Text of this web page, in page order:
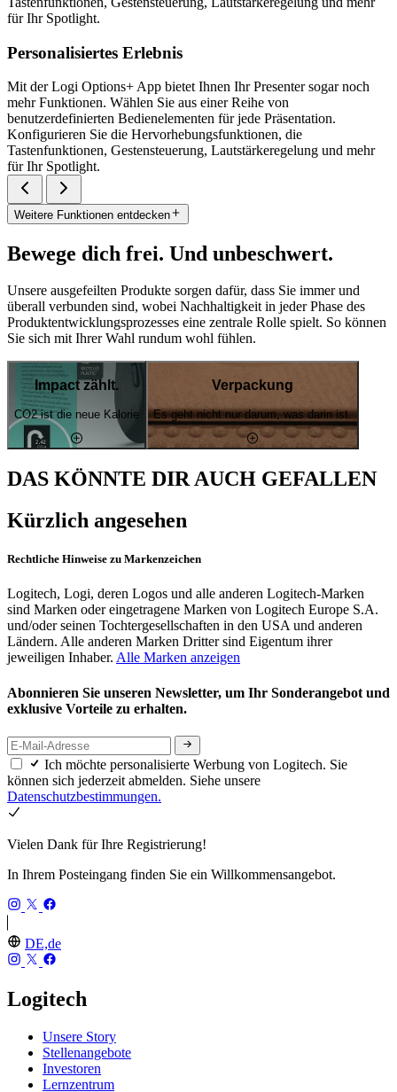
für Ihr Spotlight.
Personalisiertes Erlebnis
Mit der Logi Options+ App bietet Ihnen Ihr Presenter sogar noch
mehr Funktionen. Wählen Sie aus einer Reihe von
benutzerdefinierten Bedienelementen für jede Präsentation.
Konfigurieren Sie die Hervorhebungsfunktionen, die
Tastenfunktionen, Gestensteuerung, Lautstärkeregelung und mehr
für Ihr Spotlight.
Weitere Funktionen entdecken
Bewege dich frei. Und unbeschwert.
Unsere ausgefeilten Produkte sorgen dafür, dass Sie immer und
überall verbunden sind, wobei Nachhaltigkeit in jeder Phase des
Produktentwicklungsprozesses eine zentrale Rolle spielt. So können
Sie sich mit Ihrer Wahl rundum wohl fühlen.
Impact zählt.
CO2 ist die neue Kalorie
Verpackung
Es geht nicht nur darum, was darin ist.
DAS KÖNNTE DIR AUCH GEFALLEN
Kürzlich angesehen
Rechtliche Hinweise zu Markenzeichen
Logitech, Logi, deren Logos und alle anderen Logitech-Marken
sind Marken oder eingetragene Marken von Logitech Europe S.A.
und/oder seinen Tochtergesellschaften in den USA und anderen
Ländern. Alle anderen Marken Dritter sind Eigentum ihrer
jeweiligen Inhaber. Alle Marken anzeigen
Abonnieren Sie unseren Newsletter, um Ihr Sonderangebot und
exklusive Vorteile zu erhalten.
Ich möchte personalisierte Werbung von Logitech. Sie
können sich jederzeit abmelden. Siehe unsere
Datenschutzbestimmungen.
Vielen Dank für Ihre Registrierung!
In Ihrem Posteingang finden Sie ein Willkommensangebot.
DE,de
Logitech
Unsere Story
Stellenangebote
Investoren
Lernzentrum